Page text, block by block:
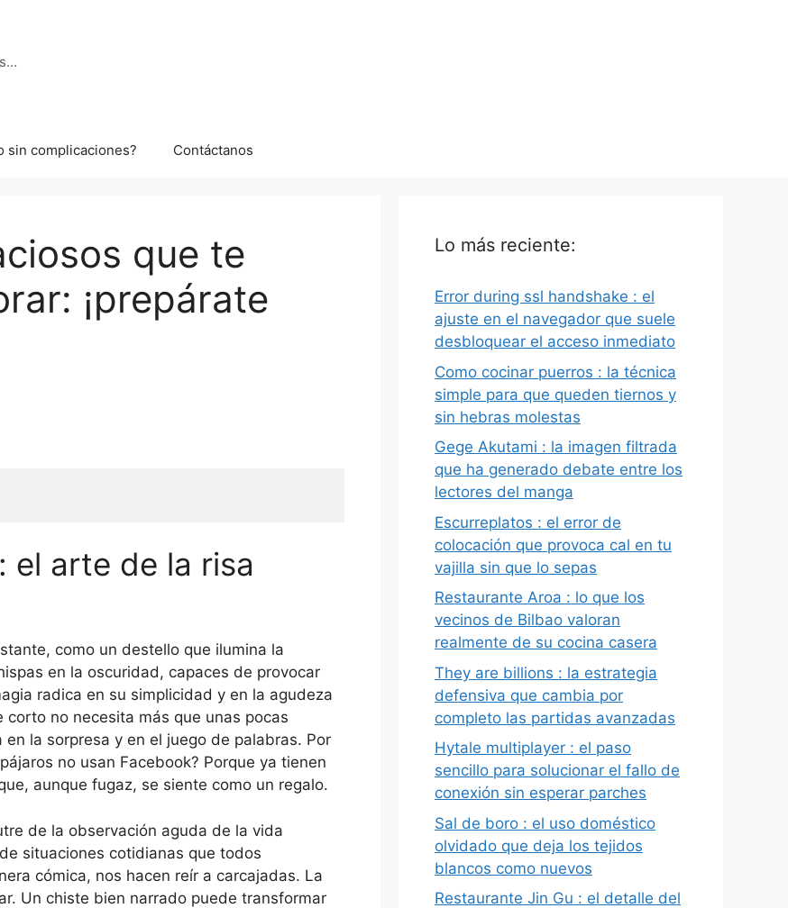
sin complicaciones? Contáctanos
que te
¡prepárate
el arte de la risa
como un destello que ilumina la
en la oscuridad, capaces de provocar
radica en su simplicidad y en la agudeza
no necesita más que unas pocas
la sorpresa y en el juego de palabras. Por
no usan Facebook? Porque ya tienen
aunque fugaz, se siente como un regalo.
de la observación aguda de la vida
situaciones cotidianas que todos
cómica, nos hacen reír a carcajadas. La
Un chiste bien narrado puede transformar
Lo más reciente:
Error during ssl handshake : el
ajuste en el navegador que suele
desbloquear el acceso inmediato
Como cocinar puerros : la técnica
simple para que queden tiernos y
sin hebras molestas
Gege Akutami : la imagen filtrada
que ha generado debate entre los
lectores del manga
Escurreplatos : el error de
colocación que provoca cal en tu
vajilla sin que lo sepas
Restaurante Aroa : lo que los
vecinos de Bilbao valoran
realmente de su cocina casera
They are billions : la estrategia
defensiva que cambia por
completo las partidas avanzadas
Hytale multiplayer : el paso
sencillo para solucionar el fallo de
conexión sin esperar parches
Sal de boro : el uso doméstico
olvidado que deja los tejidos
blancos como nuevos
Restaurante Jin Gu : el detalle del